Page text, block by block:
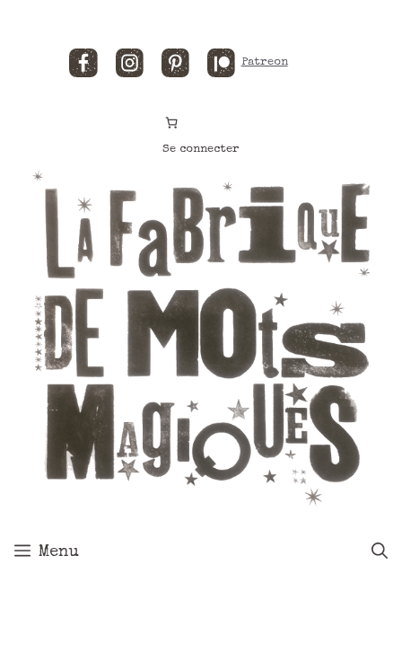
FacebookInstagramPinterestPatreon
Se connecter
Menu